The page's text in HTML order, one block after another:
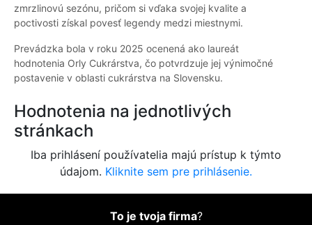
zmrzlinovú sezónu, pričom si vďaka svojej kvalite a
poctivosti získal povesť legendy medzi miestnymi.
Prevádzka bola v roku 2025 ocenená ako laureát
hodnotenia Orly Cukrárstva, čo potvrdzuje jej výnimočné
postavenie v oblasti cukrárstva na Slovensku.
Hodnotenia na jednotlivých
stránkach
Iba prihlásení používatelia majú prístup k týmto
údajom. Kliknite sem pre prihlásenie.
To je tvoja firma?